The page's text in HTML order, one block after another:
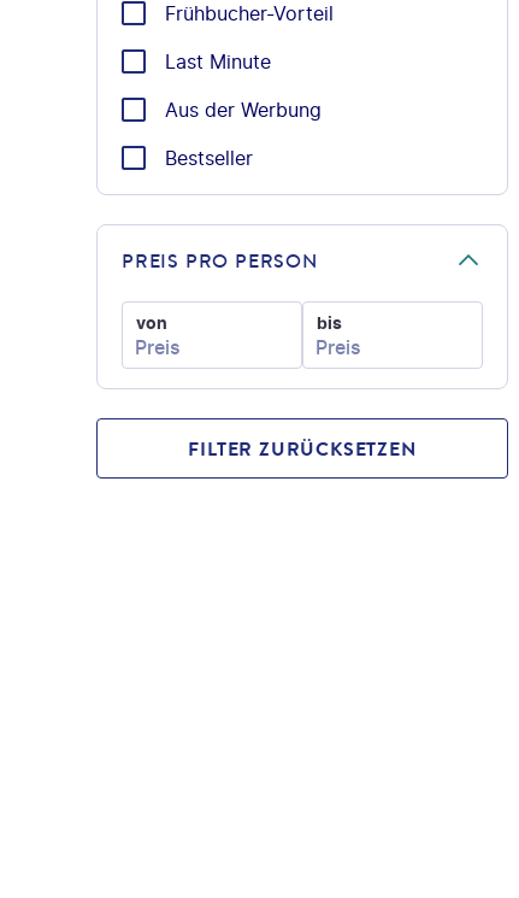
Frühbucher-Vorteil
Last Minute
Aus der Werbung
Bestseller
PREIS PRO PERSON
von bis
FILTER ZURÜCKSETZEN